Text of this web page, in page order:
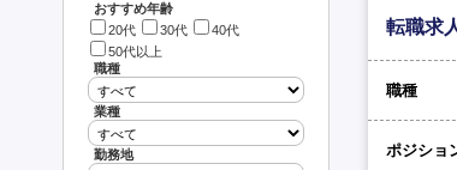
おすすめ年齢
20代
30代
40代
50代以上
職種
業種
勤務地
転職求
職種
ポジショ